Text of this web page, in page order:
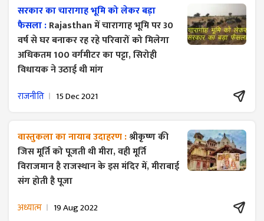
सरकार का चारागाह भूमि को लेकर बड़ा
फैसला :Rajasthan में चारागाह भूमि पर 30
वर्ष से घर बनाकर रह रहे परिवारों को मिलेगा
अधिकतम 100 वर्गमीटर का पट्टा, सिरोही
विधायक ने उठाई थी मांग
राजनीति 15 Dec 2021
वास्तुकला का नायाब उदाहरण :श्रीकृष्ण की
जिस मूर्ति को पूजती थी मीरा, वही मूर्ति
विराजमान है राजस्थान के इस मंदिर में, मीराबाई
संग होती है पूजा
अध्यात्म 19 Aug 2022